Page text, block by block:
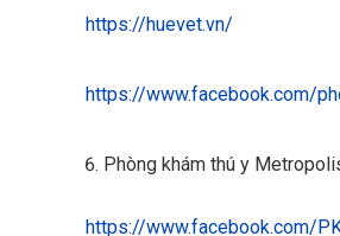
https://huevet.vn/
https://www.facebook.com/
Phòng khám thú y
https://www.facebook.com/